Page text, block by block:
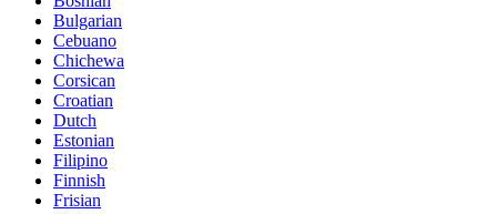
Bulgarian
Cebuano
Chichewa
Corsican
Croatian
Dutch
Estonian
Filipino
Finnish
Frisian